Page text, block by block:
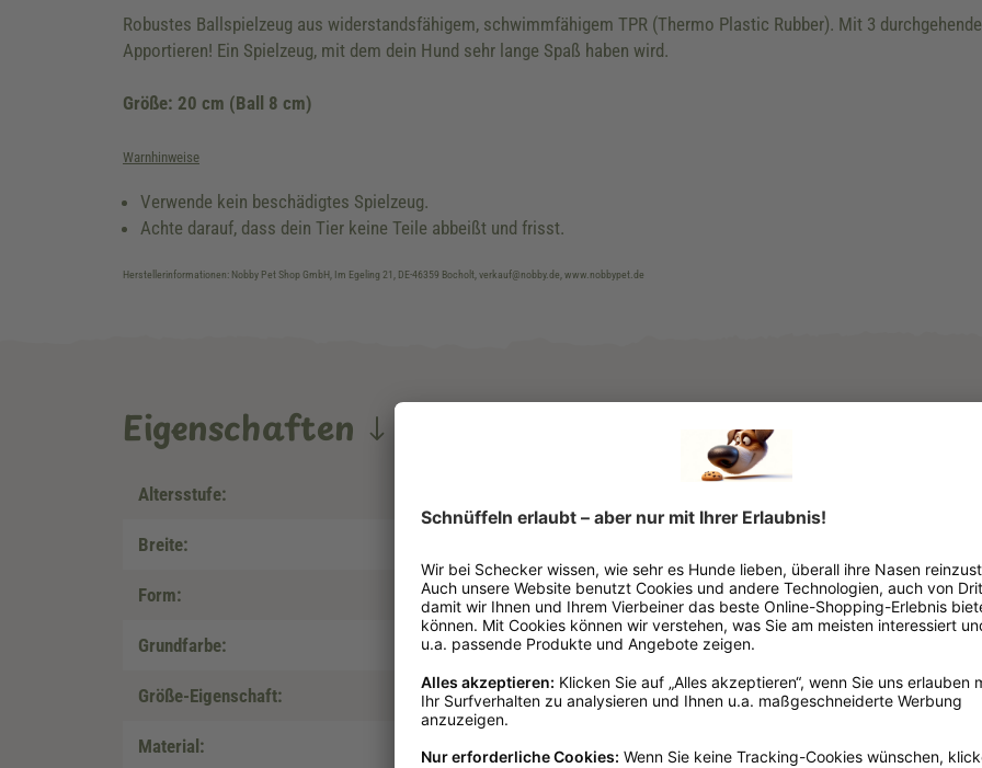
Robustes Ballspielzeug aus widerstandsfähigem, schwimmfähigem TPR (Thermo Plastic Rubber). Mit 3
Apportieren! Ein Spielzeug, mit dem dein Hund sehr lange Spaß haben wird.
Größe: 20 cm (Ball 8 cm)
Warnhinweise
Verwende kein beschädigtes Spielzeug.
Achte darauf, dass dein Tier keine Teile abbeißt und frisst.
Herstellerinformationen: Nobby Pet Shop GmbH, Im Egeling 21, DE-46359 Bocholt, verkauf@nobby.de, www.nobbypet.de
Eigenschaften
Altersstufe:
Breite:
Form: Rund
Grundfarbe: Bunt
Größe-Eigenschaft: 10 - 20 cm, 20 - 30 cm
Material: TPR